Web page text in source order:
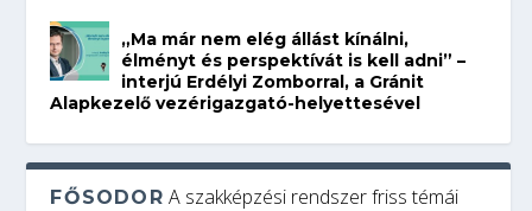
„Ma már nem elég állást kínálni,
élményt és perspektívát is kell adni” –
interjú Erdélyi Zomborral, a Gránit
Alapkezelő vezérigazgató-helyettesével
FŐSODOR A szakképzési rendszer friss témái